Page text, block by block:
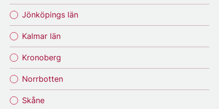
Jönköpings län
Kalmar län
Kronoberg
Norrbotten
Skåne